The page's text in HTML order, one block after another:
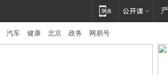
汽车 健康 北京 政务 网易号